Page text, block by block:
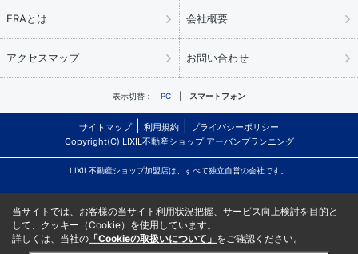
ERAとは 会社概要
アクセスマップ お問い合わせ
表示切替： PC スマートフォン
サイトマップ 利用規約
プライバシーポリシー
Copyright(C) LIXIL不動産ショップ アーバンプランニング
LIXIL不動産ショップ加盟店は、すべて独立自営の会社です。
当サイトでは、お客様の当サイト利用状況把握、サービス向上検討を目的と
して、クッキー（Cookie）を使用しています。
詳しくは、当社の 「Cookieの取扱いについて」 をご確認ください。